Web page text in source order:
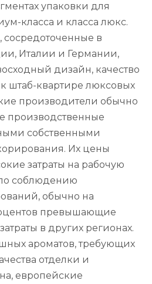
упаковки для
класса и класса люкс.
сосредоточенные в
Италии и Германии,
дизайн, качество
штаб-квартире люксовых
производители обычно
производственные
собственными
Их цены
затраты на рабочую
соблюдению
обычно на
превышающие
в других регионах.
ароматов, требующих
отделки и
европейские